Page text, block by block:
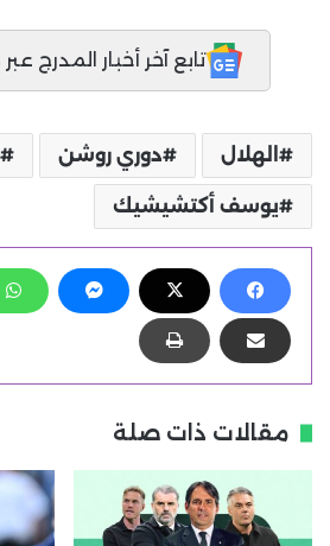
تابع آخر أخبار المدرج عبر Google News
الهلال دوري روشن
يوسف أكتشيشيك
مقالات ذات صلة